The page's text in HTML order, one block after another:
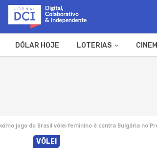
DÓLAR HOJE LOTERIAS
jogo do Brasil vôlei feminino é contra Bulgária no
VÔLEI